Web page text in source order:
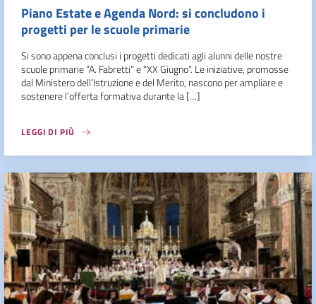
Piano Estate e Agenda Nord: si concludono i
progetti per le scuole primarie
Si sono appena conclusi i progetti dedicati agli alunni delle nostre
scuole primarie ”A. Fabretti” e “XX Giugno”. Le iniziative, promosse
dal Ministero dell’Istruzione e del Merito, nascono per ampliare e
sostenere l’offerta formativa durante la […]
LEGGI DI PIÙ